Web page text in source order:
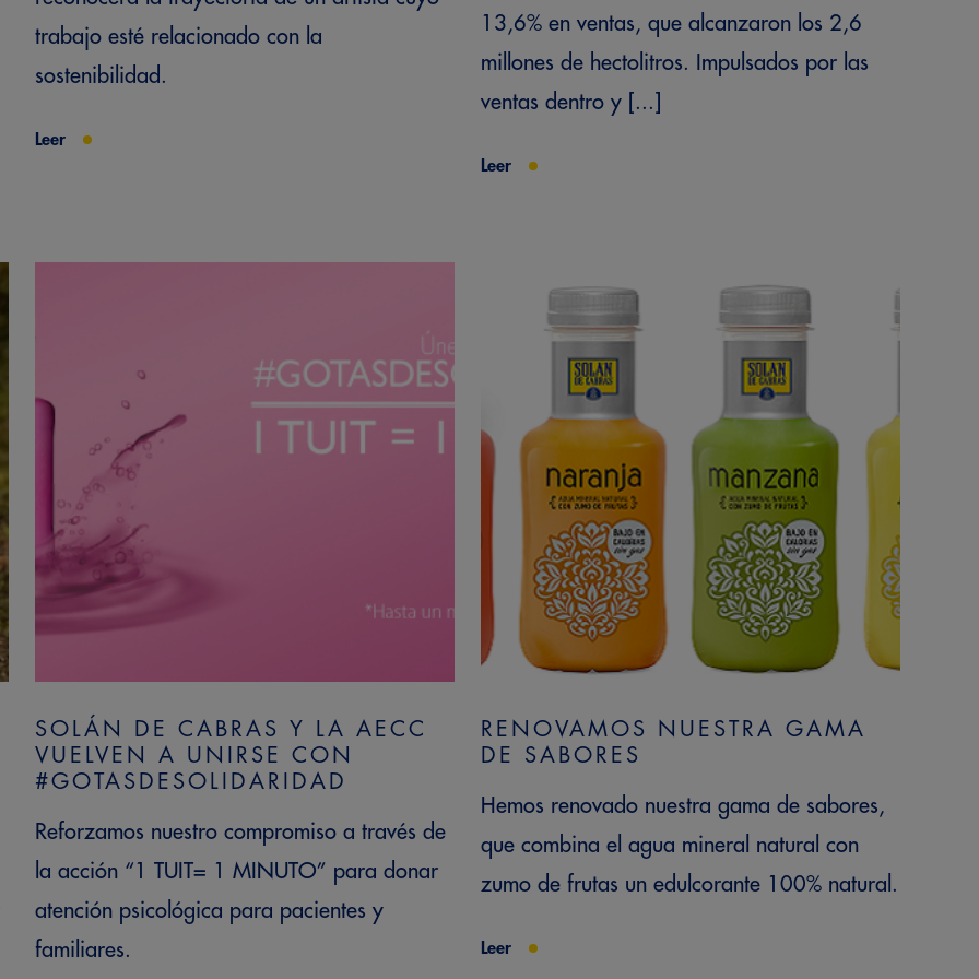
trabajo esté relacionado con la
sostenibilidad.
Leer
13,6% en ventas, que alcanzaron los 2,6
millones de hectolitros. Impulsados por las
ventas dentro y [...]
Leer
SOLÁN DE CABRAS Y LA AECC
VUELVEN A UNIRSE CON
#GOTASDESOLIDARIDAD
Reforzamos nuestro compromiso a través de
la acción “1 TUIT= 1 MINUTO” para donar
atención psicológica para pacientes y
familiares.
RENOVAMOS NUESTRA GAMA
DE SABORES
Hemos renovado nuestra gama de sabores,
que combina el agua mineral natural con
zumo de frutas un edulcorante 100% natural.
Leer